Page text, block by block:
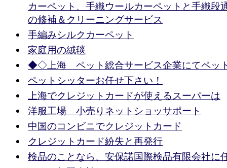
カーペット、手織ウールカーペットと手織段
の修補＆クリーニングサービス
手編みシルクカーペット
家庭用の絨毯
◆◇上海 ペット総合サービス企業にてペッ
ペットシッターお任せ下さい！
上海でクレジットカードが使えるスーパーは
洋服工場 小売りネットショッサポート
中国のコンビニでクレジットカード
クレジットカード紛失と再発行
検品のことなら、安保諾国際検品有限会社に